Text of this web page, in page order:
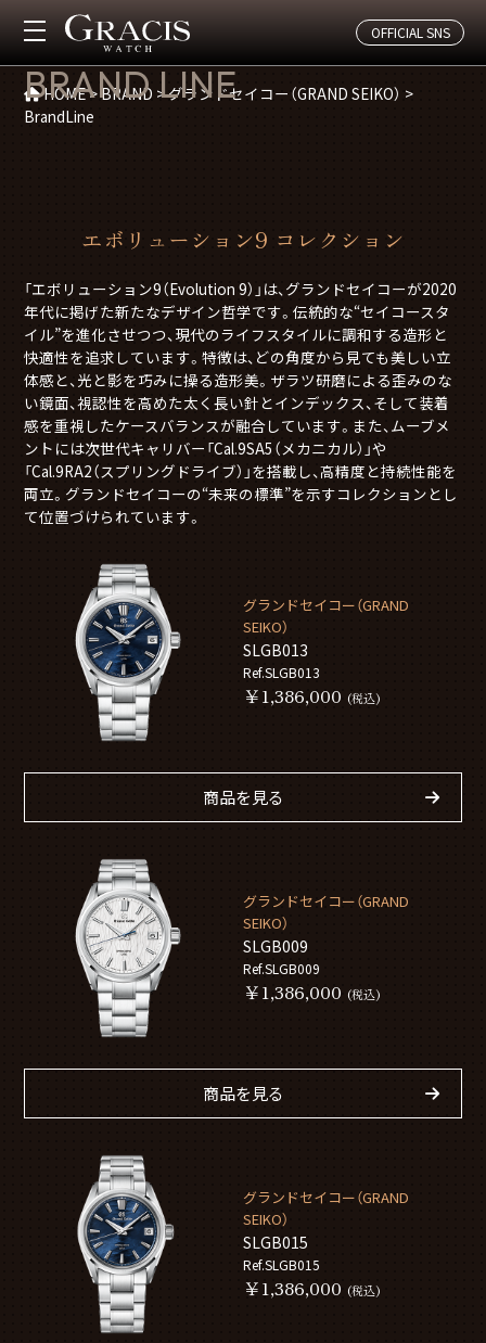
OFFICIAL SNS
グランドセイコー（GRAND SEIKO）
BRAND LINE
HOME>BRAND >グランドセイコー（GRAND SEIKO） >
BrandLine
エボリューション9 コレクション
「エボリューション9（Evolution 9）」は、グランドセイコーが2020
年代に掲げた新たなデザイン哲学です。伝統的な“セイコースタ
イル”を進化させつつ、現代のライフスタイルに調和する造形と
快適性を追求しています。特徴は、どの角度から見ても美しい立
体感と、光と影を巧みに操る造形美。ザラツ研磨による歪みのな
い鏡面、視認性を高めた太く長い針とインデックス、そして装着
感を重視したケースバランスが融合しています。また、ムーブメ
ントには次世代キャリバー「Cal.9SA5（メカニカル）」や
「Cal.9RA2（スプリングドライブ）」を搭載し、高精度と持続性能を
両立。グランドセイコーの“未来の標準”を示すコレクションとし
て位置づけられています。
グランドセイコー（GRAND
SEIKO）
SLGB013
Ref.SLGB013
￥1,386,000 (税込)
商品を見る
グランドセイコー（GRAND
SEIKO）
SLGB009
Ref.SLGB009
￥1,386,000 (税込)
商品を見る
グランドセイコー（GRAND
SEIKO）
SLGB015
Ref.SLGB015
￥1,386,000 (税込)